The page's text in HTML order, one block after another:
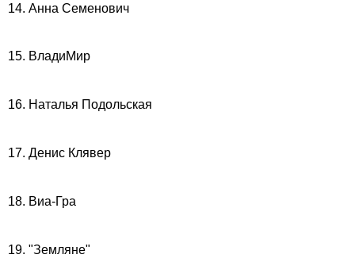
14. Анна Семенович
15. ВладиМир
16. Наталья Подольская
17. Денис Клявер
18. Виа-Гра
19. "Земляне"